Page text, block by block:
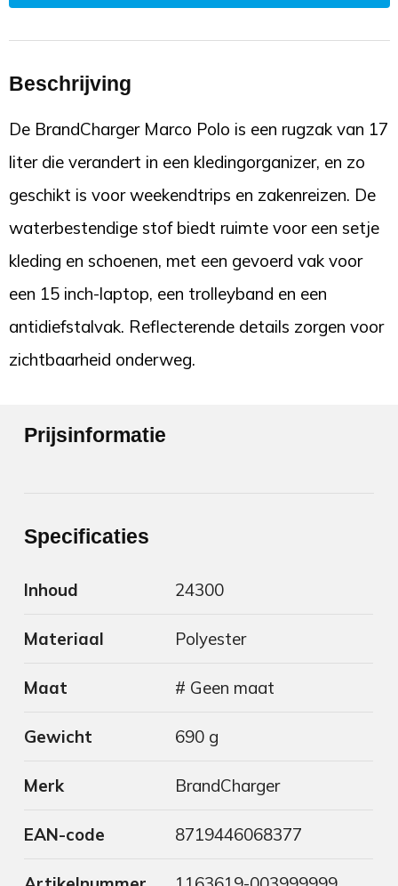
Beschrijving
De BrandCharger Marco Polo is een rugzak van 17
liter die verandert in een kledingorganizer, en zo
geschikt is voor weekendtrips en zakenreizen. De
waterbestendige stof biedt ruimte voor een setje
kleding en schoenen, met een gevoerd vak voor
een 15 inch-laptop, een trolleyband en een
antidiefstalvak. Reflecterende details zorgen voor
zichtbaarheid onderweg.
Prijsinformatie
Specificaties
Inhoud 24300
Materiaal Polyester
Maat # Geen maat
Gewicht 690 g
Merk BrandCharger
EAN-code 8719446068377